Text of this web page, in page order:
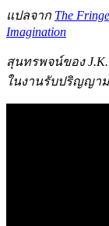
แปลจาก The
Imagination
สุนทรพจน์ของ
ในงานรับปริญญา